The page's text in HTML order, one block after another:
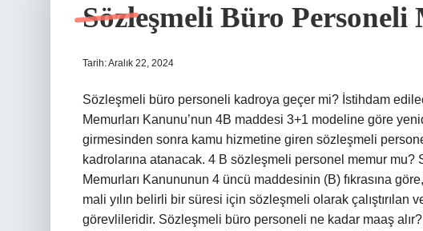
Sözleşmeli Büro
Tarih: Aralık 22, 2024
Sözleşmeli büro personeli kadroya geçer mi? İstihdam
Memurları Kanunu’nun 4B maddesi 3+1 modeline göre
girmesinden sonra kamu hizmetine giren sözleşmeli
kadrolarına atanacak. 4 B sözleşmeli personel memur mu?
Memurları Kanununun 4 üncü maddesinin (B) fıkrasına
mali yılın belirli bir süresi için sözleşmeli olarak çalıştırılan
görevlileridir. Sözleşmeli büro personeli ne kadar maaş